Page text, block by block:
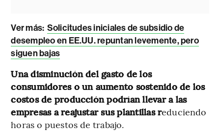
Ver más: Solicitudes iniciales de subsidio de
desempleo en EE.UU. repuntan levemente, pero
siguen bajas
Una disminución del gasto de los
consumidores o un aumento sostenido de los
costos de producción podrían llevar a las
empresas a reajustar sus plantillas reduciendo
horas o puestos de trabajo.